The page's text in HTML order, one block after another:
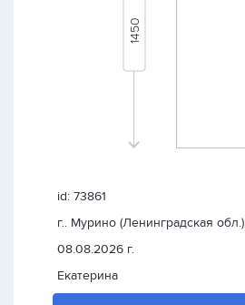
id: 73861
г.. Мурино (Ленинградская обл.)
08.08.2026 г.
Екатерина